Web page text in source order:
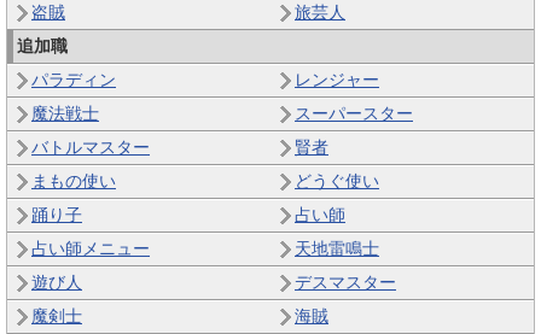
盗賊
旅芸人
追加職
パラディン
レンジャー
魔法戦士
スーパースター
バトルマスター
賢者
まもの使い
どうぐ使い
踊り子
占い師
占い師メニュー
天地雷鳴士
遊び人
デスマスター
魔剣士
海賊